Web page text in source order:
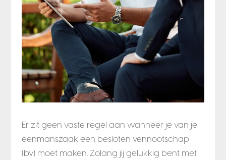
Er zit geen vaste regel aan wanneer je van je
eenmanszaak een besloten vennootschap
(bv) moet maken. Zolang jij gelukkig bent met